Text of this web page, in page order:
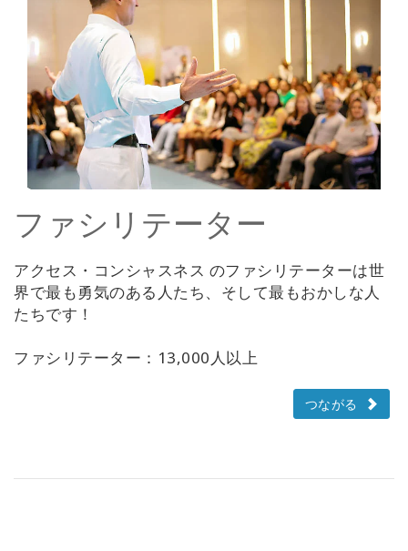
ファシリテーター
アクセス・コンシャスネス のファシリテーターは世
界で最も勇気のある人たち、そして最もおかしな人
たちです！
ファシリテーター：13,000人以上
つながる